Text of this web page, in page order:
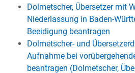
Dolmetscher, Übersetzer mit
Niederlassung in Baden-
Beeidigung beantragen
Dolmetscher- und
Aufnahme bei
beantragen (Dolmetscher,